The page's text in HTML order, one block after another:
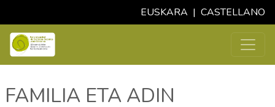
EUSKARA | CASTELLANO
FAMILIA ETA ADIN